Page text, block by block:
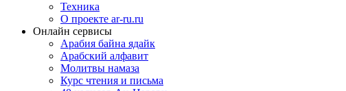
Техника
О проекте ar-ru.ru
Онлайн сервисы
Арабия байна ядайк
Арабский алфавит
Молитвы намаза
Курс чтения и письма